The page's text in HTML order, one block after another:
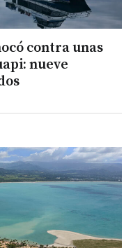
contra unas
nueve